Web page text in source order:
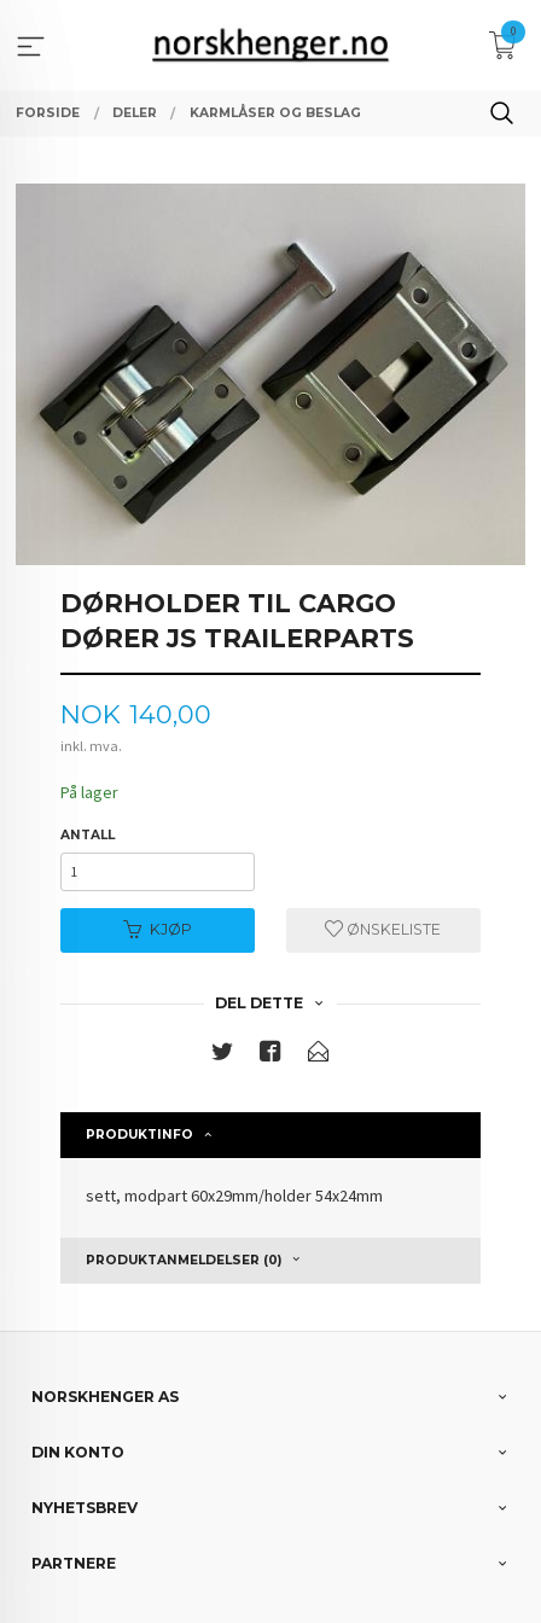
innholdet
0
FORSIDE DELER KARMLÅSER OG BESLAG
DØRHOLDER TIL CARGO
DØRER JS TRAILERPARTS
Pris
NOK 140,00
inkl. mva.
På lager
ANTALL
KJØP ØNSKELISTE
DEL DETTE
PRODUKTINFO
sett, modpart 60x29mm/holder 54x24mm
PRODUKTANMELDELSER (0)
NORSKHENGER AS
DIN KONTO
NYHETSBREV
PARTNERE